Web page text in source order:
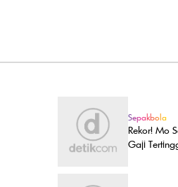
Sepakbola
Rekor! Mo
Gaji